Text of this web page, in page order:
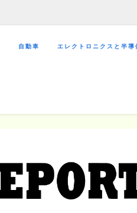
自動車 エレクトロニクスと半導